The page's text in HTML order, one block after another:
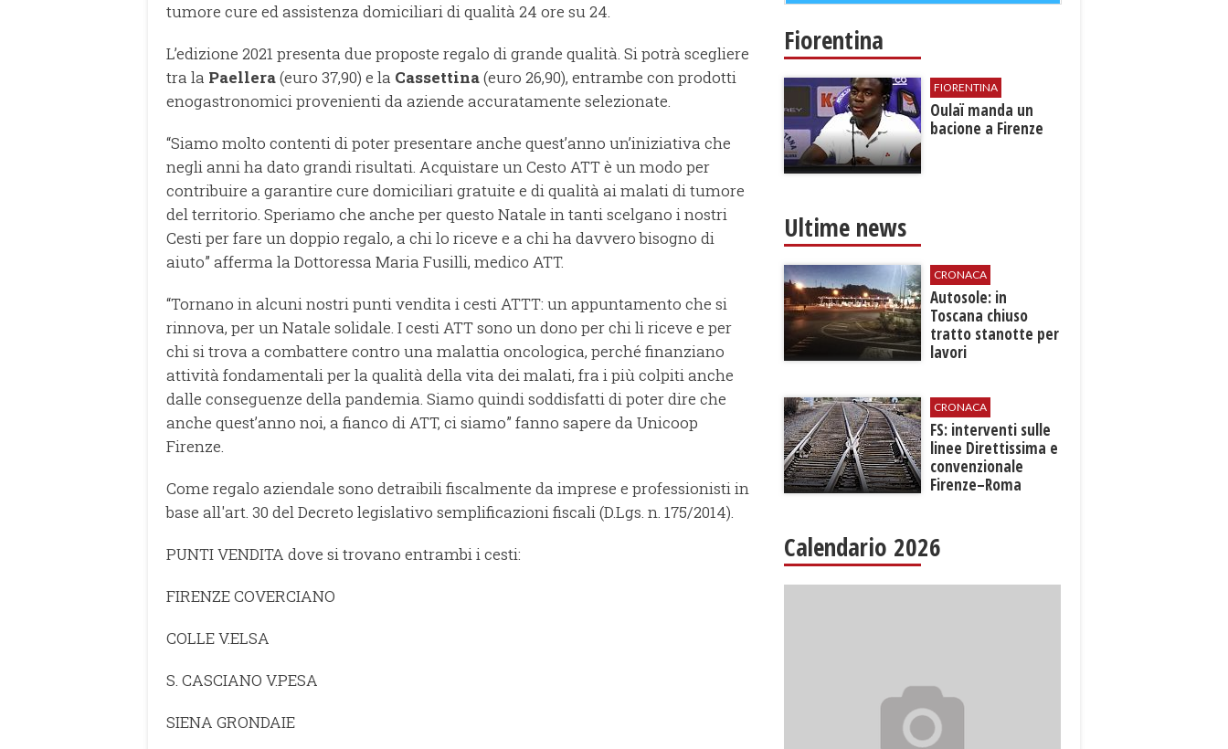
tumore cure ed assistenza domiciliari di qualità 24 ore su 24.
L’edizione 2021 presenta due proposte regalo di grande qualità. Si potrà scegliere
tra la Paellera(euro 37,90) e la Cassettina(euro 26,90), entrambe con prodotti
enogastronomici provenienti da aziende accuratamente selezionate.
“Siamo molto contenti di poter presentare anche quest’anno un’iniziativa che
negli anni ha dato grandi risultati. Acquistare un Cesto ATT è un modo per
contribuire a garantire cure domiciliari gratuite e di qualità ai malati di tumore
del territorio. Speriamo che anche per questo Natale in tanti scelgano i nostri
Cesti per fare un doppio regalo, a chi lo riceve e a chi ha davvero bisogno di
aiuto” afferma la Dottoressa Maria Fusilli, medico ATT.
“Tornano in alcuni nostri punti vendita i cesti ATTT: un appuntamento che si
rinnova, per un Natale solidale. I cesti ATT sono un dono per chi li riceve e per
chi si trova a combattere contro una malattia oncologica, perché finanziano
attività fondamentali per la qualità della vita dei malati, fra i più colpiti anche
dalle conseguenze della pandemia. Siamo quindi soddisfatti di poter dire che
anche quest’anno noi, a fianco di ATT, ci siamo” fanno sapere da Unicoop
Firenze.
Come regalo aziendale sono detraibili fiscalmente da imprese e professionisti in
base all'art. 30 del Decreto legislativo semplificazioni fiscali (D.Lgs. n. 175/2014).
PUNTI VENDITA dove si trovano entrambi i cesti:
FIRENZE COVERCIANO
COLLE V.ELSA
S. CASCIANO V.PESA
SIENA GRONDAIE
Fiorentina
FIORENTINA
Oulaï manda un
bacione a Firenze
Ultime news
CRONACA
Autosole: in
Toscana chiuso
tratto stanotte per
lavori
CRONACA
FS: interventi sulle
linee Direttissima e
convenzionale
Firenze–Roma
Calendario 2026